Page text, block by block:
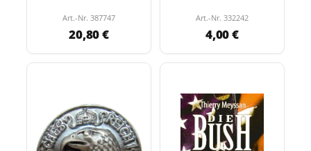
Art.-Nr. 387747
20,80 €
Art.-Nr. 332242
4,00 €